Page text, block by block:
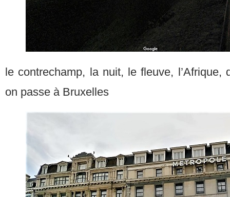
le contrechamp, la nuit, le fleuve, l’Afrique,
on passe à Bruxelles